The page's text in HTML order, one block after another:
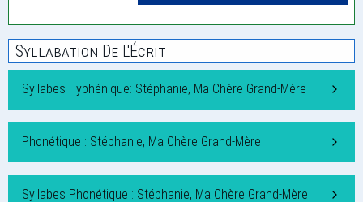
Syllabation De L'Écrit
Syllabes Hyphénique: Stéphanie, Ma Chère Grand-Mère
Phonétique : Stéphanie, Ma Chère Grand-Mère
Syllabes Phonétique : Stéphanie, Ma Chère Grand-Mère